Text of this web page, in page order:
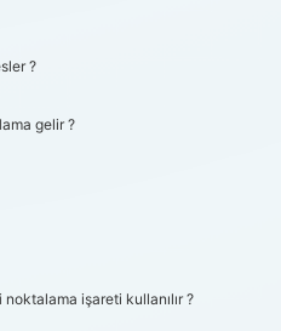
?
gelir ?
işareti kullanılır ?